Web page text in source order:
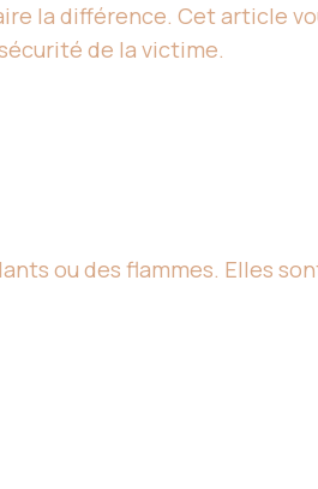
la différence. Cet article
de la victime.
ou des flammes. Elles